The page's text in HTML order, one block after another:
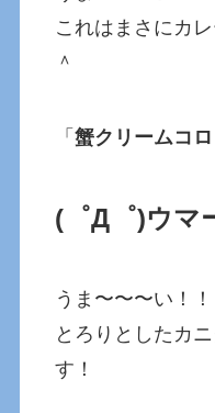
これはまさにカ
＾
「蟹クリームコ
(゜Д゜)ウマ
うま〜〜〜い！！
とろりとしたカ
す！